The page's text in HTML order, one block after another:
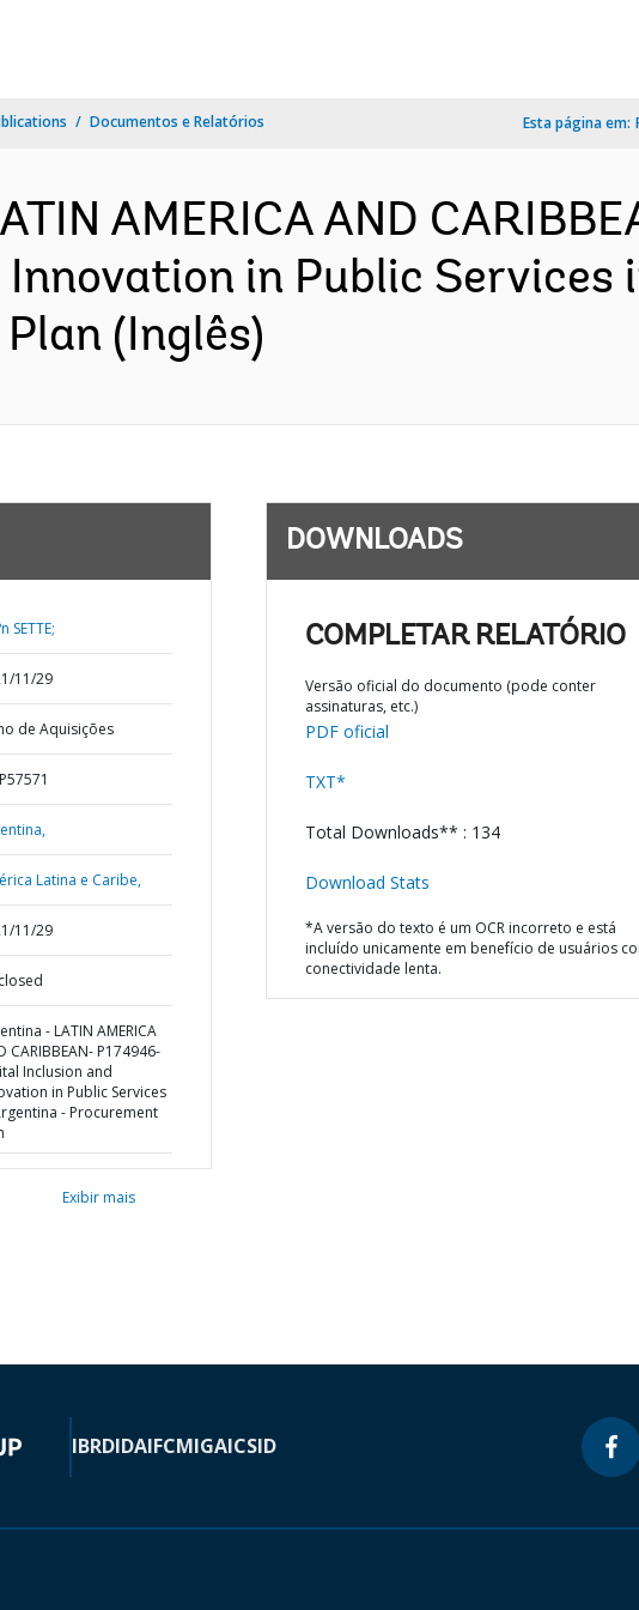
Documentos e Relatórios Esta página em:
AMERICA AND
Innovation in Public Services
(Inglês)
SETTE;
11/29
de Aquisições
Latina e Caribe,
11/29
- LATIN AMERICA
CARIBBEAN- P174946-
Inclusion and
in Public Services
- Procurement
Exibir mais
DOWNLOADS
COMPLETAR RELATÓRIO
Versão oficial do documento (pode conter
assinaturas, etc.)
PDF oficial
TXT*
Total Downloads** : 134
Download Stats
*A versão do texto é um OCR incorreto e está
incluído unicamente em benefício de usuários
conectividade lenta.
IBRDIDAIFCMIGAICSID